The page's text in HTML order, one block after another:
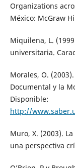
Organizations
México: McGraw
Miquilena, L.
universitaria.
Morales, O.
Documental y la
Disponible:
http://
Muro, X. (2003).
una perspectiva